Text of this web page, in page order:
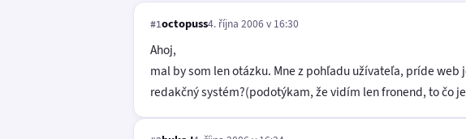
#1octopuss4. října 2006 v 16:30
Ahoj,
mal by som len otázku. Mne z pohľadu užívateľa, príde
redakčný systém?(podotýkam, že vidím len fronend, to čo